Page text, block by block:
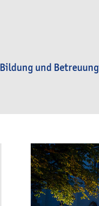
Bildung und Betreuung